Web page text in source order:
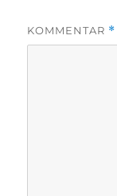
KOMMENTAR *